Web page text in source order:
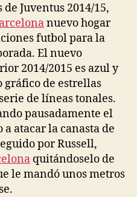
Juventus 2014/15,
nuevo hogar
futbol para la
El nuevo
2014/2015 es azul y
de estrellas
de líneas tonales.
pausadamente el
a atacar la canasta de
por Russell,
quitándoselo de
le mandó unos metros